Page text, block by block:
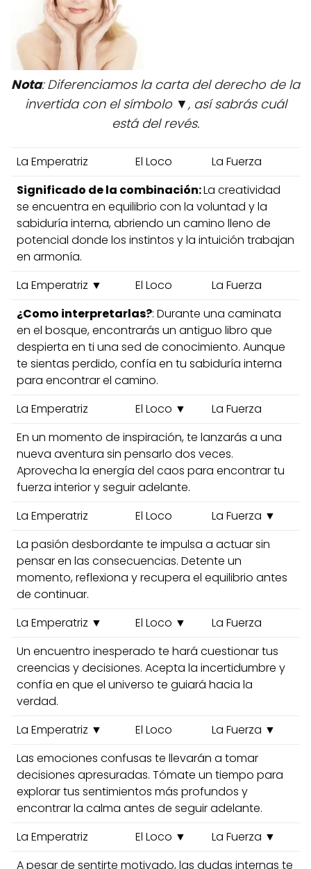
Nota: Diferenciamos la carta del derecho de la
invertida con el símbolo ▼, así sabrás cuál
está del revés.
La Emperatriz El Loco
La Fuerza
Significado de la combinación:La creatividad
se encuentra en equilibrio con la voluntad y la
sabiduría interna, abriendo un camino lleno de
potencial donde los instintos y la intuición trabajan
en armonía.
La Emperatriz ▼
El Loco
La Fuerza
¿Como interpretarlas?: Durante una caminata
en el bosque, encontrarás un antiguo libro que
despierta en ti una sed de conocimiento. Aunque
te sientas perdido, confía en tu sabiduría interna
para encontrar el camino.
La Emperatriz
El Loco ▼
La Fuerza
En un momento de inspiración, te lanzarás a una
nueva aventura sin pensarlo dos veces.
Aprovecha la energía del caos para encontrar tu
fuerza interior y seguir adelante.
La Emperatriz
El Loco
La Fuerza ▼
La pasión desbordante te impulsa a actuar sin
pensar en las consecuencias. Detente un
momento, reflexiona y recupera el equilibrio antes
de continuar.
La Emperatriz ▼
El Loco ▼
La Fuerza
Un encuentro inesperado te hará cuestionar tus
creencias y decisiones. Acepta la incertidumbre y
confía en que el universo te guiará hacia la
verdad.
La Emperatriz ▼
El Loco
La Fuerza ▼
Las emociones confusas te llevarán a tomar
decisiones apresuradas. Tómate un tiempo para
explorar tus sentimientos más profundos y
encontrar la calma antes de seguir adelante.
La Emperatriz
El Loco ▼
La Fuerza ▼
A pesar de sentirte motivado, las dudas internas te